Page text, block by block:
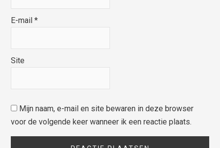
E-mail*
Site
Mijn naam, e-mail en site bewaren in deze browser
voor de volgende keer wanneer ik een reactie plaats.